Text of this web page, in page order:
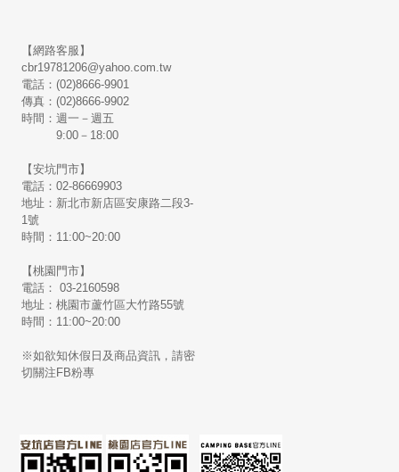
【網路客服】
cbr19781206@yahoo.com.tw
電話：(02)8666-9901
傳真：(02)8666-9902
時間：週一－週五
9:00－18:00
【安坑門市】
電話：02-86669903
地址：新北市新店區安康路二段3-
1號
時間：11:00~20:00
【桃園門市】
電話： 03-2160598
地址：桃園市蘆竹區大竹路55號
時間：11:00~20:00
※如欲知休假日及商品資訊，請密
切關注FB粉專